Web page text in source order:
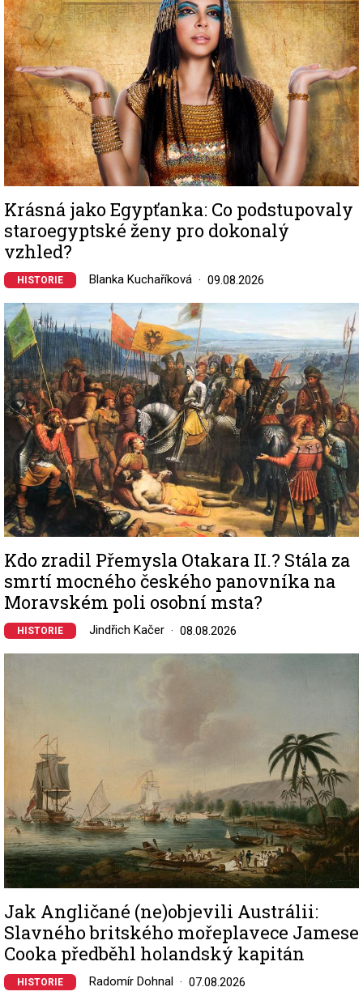
Krásná jako Egypťanka: Co podstupovaly
staroegyptské ženy pro dokonalý
vzhled?
HISTORIE Blanka Kuchaříková 09.08.2026
Image
Kdo zradil Přemysla Otakara II.? Stála za
smrtí mocného českého panovníka na
Moravském poli osobní msta?
HISTORIE Jindřich Kačer 08.08.2026
Jak Angličané (ne)objevili Austrálii:
Slavného britského mořeplavece Jamese
Cooka předběhl holandský kapitán
HISTORIE Radomír Dohnal 07.08.2026